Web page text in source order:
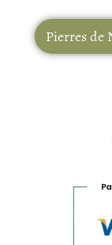
Pierres de